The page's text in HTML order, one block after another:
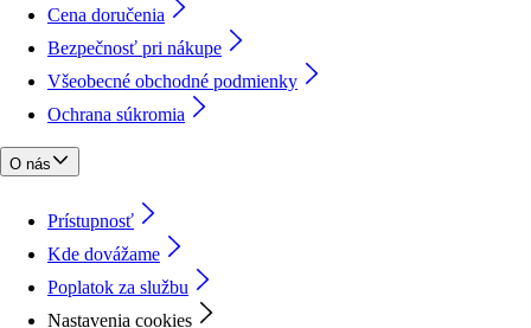
Cena doručenia
Bezpečnosť pri nákupe
Všeobecné obchodné podmienky
Ochrana súkromia
O nás
Prístupnosť
Kde dovážame
Poplatok za službu
Nastavenia cookies